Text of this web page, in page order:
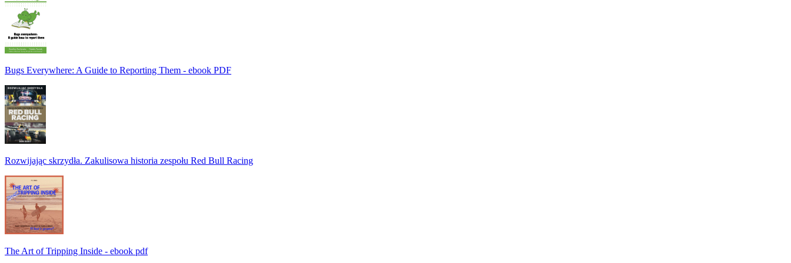
Bugs Everywhere: A Guide to Reporting Them - ebook PDF
Rozwijając skrzydła. Zakulisowa historia zespołu Red Bull Racing
The Art of Tripping Inside - ebook pdf